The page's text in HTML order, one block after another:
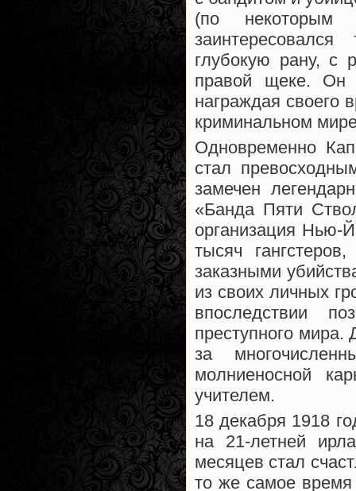
(по некоторым
глубокую рану, с
правой щеке. Он
награждая своего
криминальном
Одновременно
стал
замечен
«Банда Пяти
организация Нью-
тысяч
заказными
из своих личных
впоследствии
преступного
за
молниеносной
учителем.
18 декабря 1918
на 21-летней
месяцев стал
то же самое